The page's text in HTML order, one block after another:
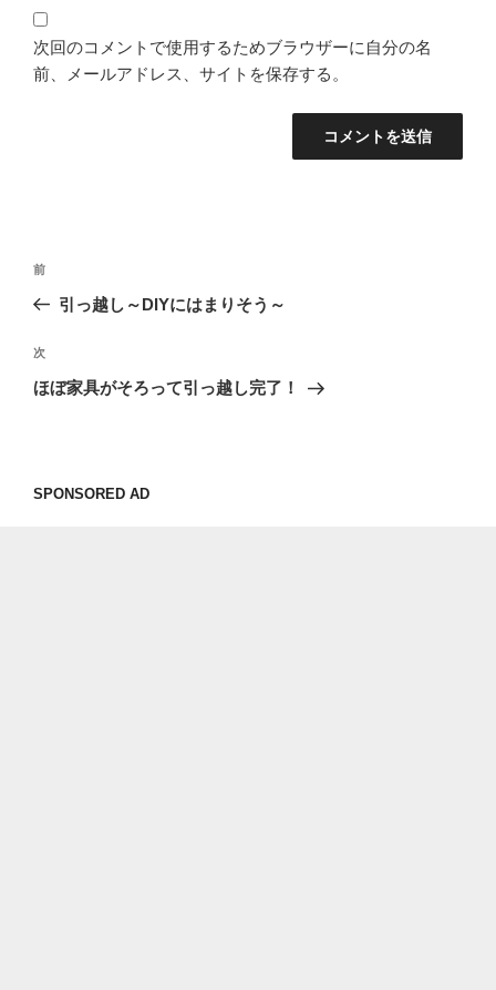
次回のコメントで使用するためブラウザーに自分の名
前、メールアドレス、サイトを保存する。
投
ビ
ゲ
ン
過
去
投
稿
前
引っ越し～DIYにはまりそう～
次
の
次
ほぼ家具がそろって引っ越し完了！
SPONSORED AD